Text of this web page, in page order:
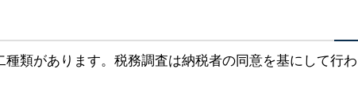
類があります。税務調査は納税者の同意を基にして行わ